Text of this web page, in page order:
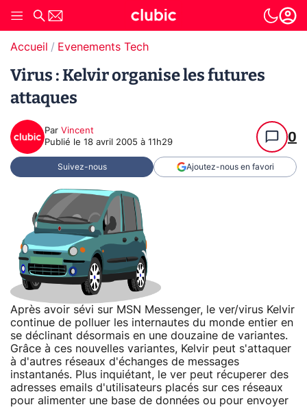
Accueil Evenements Tech
Virus : Kelvir organise les futures
attaques
Par Vincent
Publié le 18 avril 2005 à 11h29 0
Suivez-nous Ajoutez-nous en favori
Après avoir sévi sur MSN Messenger, le ver/virus Kelvir
continue de polluer les internautes du monde entier en
se déclinant désormais en une douzaine de variantes.
Grâce à ces nouvelles variantes, Kelvir peut s'attaquer
à d'autres réseaux d'échanges de messages
instantanés. Plus inquiétant, le ver peut récuperer des
adresses emails d'utilisateurs placés sur ces réseaux
pour alimenter une base de données ou pour envoyer